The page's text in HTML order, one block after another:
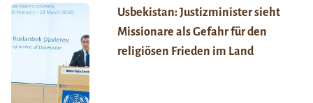
Usbekistan: Justizminister sieht
Missionare als Gefahr für den
religiösen Frieden im Land